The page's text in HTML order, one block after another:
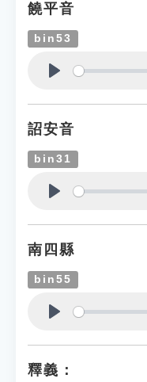
饒平音
bin53
詔安音
bin31
南四縣
bin55
釋義：